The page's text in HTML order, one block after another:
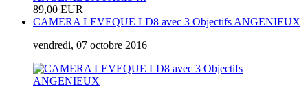
89,00 EUR
CAMERA LEVEQUE LD8 avec 3 Objectifs ANGENIEUX
vendredi, 07 octobre 2016